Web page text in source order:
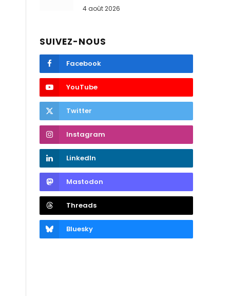
4 août 2026
SUIVEZ-NOUS
Facebook
YouTube
Twitter
Instagram
LinkedIn
Mastodon
Threads
Bluesky